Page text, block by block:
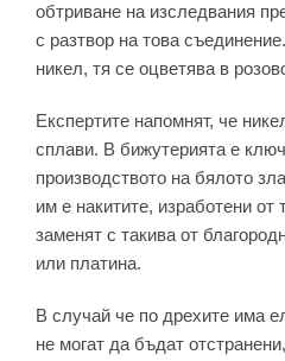
обтриване на изследвания
с разтвор на това
никел, тя се оцветява в
Експертите напомнят, че
сплави. В бижутерията е
производството на бялото
им е накитите, изработени от
заменят с такива от
или платина.
В случай че по дрехите има
не могат да бъдат